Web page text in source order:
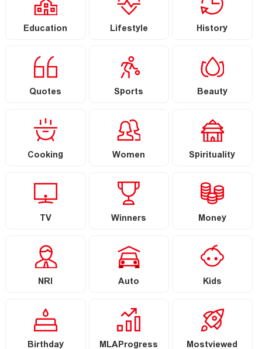
Education Lifestyle History
Quotes Sports Beauty
Cooking Women Spirituality
TV Winners Money
NRI Auto Kids
Birthday MLAProgress Mostviewed